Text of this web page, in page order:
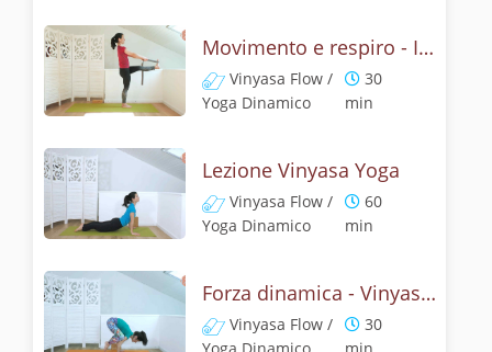
Movimento e respiro - In equilibrio
Vinyasa Flow /
Yoga Dinamico
30
min
Lezione Vinyasa Yoga
Vinyasa Flow /
Yoga Dinamico
60
min
Forza dinamica - Vinyasa yoga con il corvo
Vinyasa Flow /
30